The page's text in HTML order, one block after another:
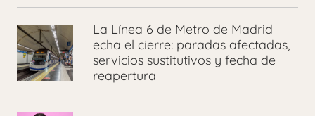
La Línea 6 de Metro de Madrid
echa el cierre: paradas afectadas,
servicios sustitutivos y fecha de
reapertura